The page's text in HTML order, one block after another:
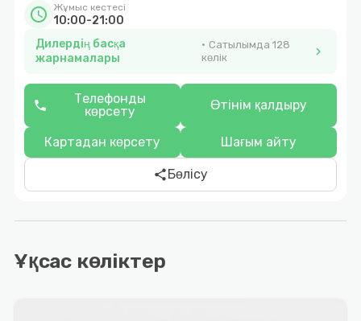
schedule Жұмыс кестесі
10:00-21:00
Дилердің басқа
жарнамалары
Сатылымда 128
көлік
chevron_right
phone
Телефонды
көрсету
Өтінім қалдыру
Картадан көрсету Шағым айту
shareБөлісу
Ұқсас көліктер